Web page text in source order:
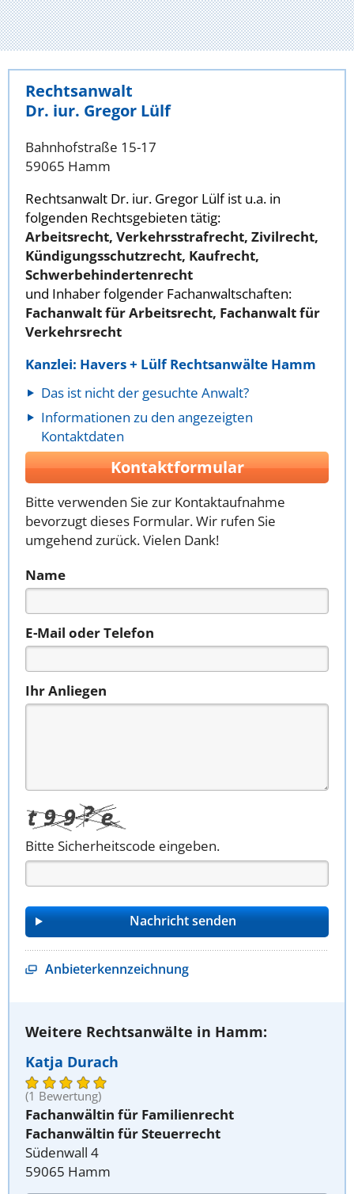
Rechtsanwalt
Dr. iur. Gregor Lülf
Bahnhofstraße 15-17
59065 Hamm
Rechtsanwalt Dr. iur. Gregor Lülf ist u.a. in
folgenden Rechtsgebieten tätig:
Arbeitsrecht, Verkehrsstrafrecht, Zivilrecht,
Kündigungsschutzrecht, Kaufrecht,
Schwerbehindertenrecht
und Inhaber folgender Fachanwaltschaften:
Fachanwalt für Arbeitsrecht, Fachanwalt für
Verkehrsrecht
Kanzlei: Havers + Lülf Rechtsanwälte Hamm
Das ist nicht der gesuchte Anwalt?
Informationen zu den angezeigten
Kontaktdaten
Kontaktformular
Bitte verwenden Sie zur Kontaktaufnahme
bevorzugt dieses Formular. Wir rufen Sie
umgehend zurück. Vielen Dank!
Name
E-Mail oder Telefon
Ihr Anliegen
Bitte Sicherheitscode eingeben.
Anbieterkennzeichnung
Weitere Rechtsanwälte in Hamm:
Katja Durach
(1 Bewertung)
Fachanwältin für Familienrecht
Fachanwältin für Steuerrecht
Südenwall 4
59065 Hamm